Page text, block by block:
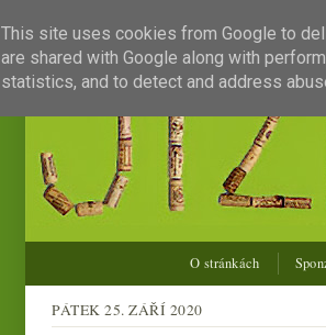
O stránkách
PÁTEK 25. ZÁŘÍ 2020
This site uses cookies from Google to
are shared with Google along with
statistics, and to detect and address